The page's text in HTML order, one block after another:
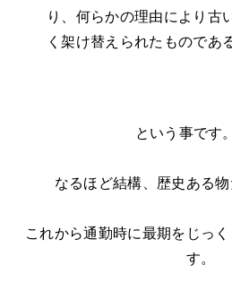
り、何らかの理由により古
く架け替えられたものであ
という事です
なるほど結構、歴史ある物
これから通勤時に最期をじっ
す。